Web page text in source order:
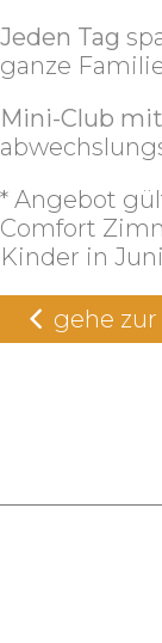
Jeden Tag
ganze
Mini-Club
* Angebot
Comfort
Kinder in
gehe